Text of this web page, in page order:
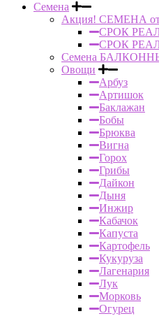
Семена
Акция! СЕМЕНА
СРОК
СРОК
Семена
Овощи
Арбуз
Артишок
Баклажан
Бобы
Брюква
Вигна
Горох
Грибы
Дайкон
Дыня
Инжир
Кабачок
Капуста
Картофель
Кукуруза
Лагенария
Лук
Морковь
Огурец